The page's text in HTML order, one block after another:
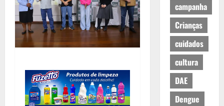
campanha
Crianças
cuidados
cultura
DAE
Dengue